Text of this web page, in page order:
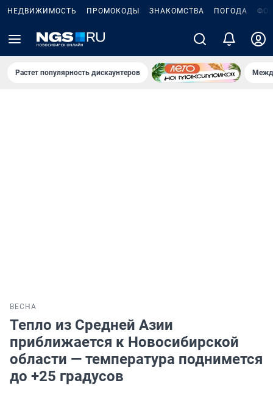
НЕДВИЖИМОСТЬ ПРОМОКОДЫ ЗНАКОМСТВА ПОГОДА
Растет популярность дискаунтеров
ВЕСНА
Тепло из Средней Азии
приближается к Новосибирской
области — температура поднимется
до +25 градусов